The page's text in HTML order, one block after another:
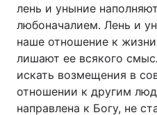
лень и уныние
любоначалием. Лень и
наше отношение к
лишают ее всякого
искать возмещения в
отношении к другим
направлена к Богу, не